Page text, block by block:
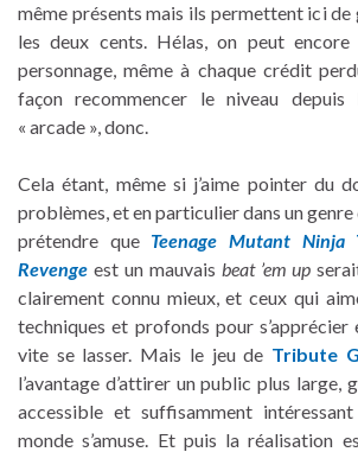
même présents mais ils permettent ici de
les deux cents. Hélas, on peut encore
personnage, même à chaque crédit
façon recommencer le niveau
« arcade », donc.
Cela étant, même si j’aime pointer du
problèmes, et en particulier dans un
prétendre que Teenage Mutant Ninja
Revenge est un mauvais beat ’em up
clairement connu mieux, et ceux qui
techniques et profonds pour
vite se lasser. Mais le jeu de Tribute
l’avantage d’attirer un public plus large,
accessible et suffisamment
monde s’amuse. Et puis la réalisation